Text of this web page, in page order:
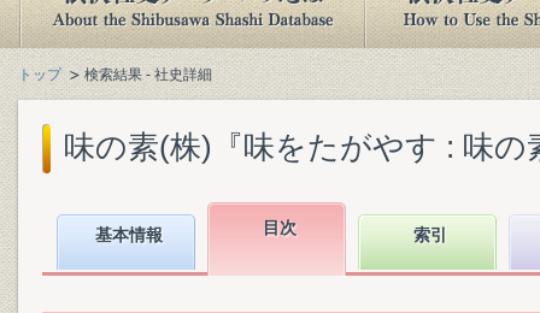
トップ 検索結果 - 社史詳細
味の素(株)『味をたがやす : 味の
基本情報 目次 索引